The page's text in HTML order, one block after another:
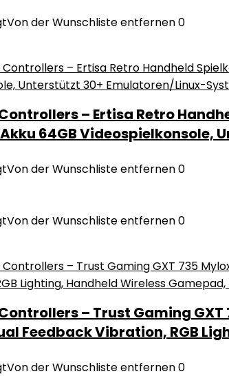
Von der Wunschliste entfernen0
– Ertisa Retro
64GB Videospielkonsole,
Von der Wunschliste entfernen0
Von der Wunschliste entfernen0
– Trust Gaming
Feedback Vibration, RGB
Von der Wunschliste entfernen0